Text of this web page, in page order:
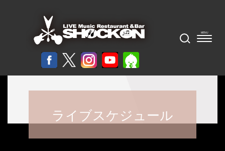
ライブスケジュール